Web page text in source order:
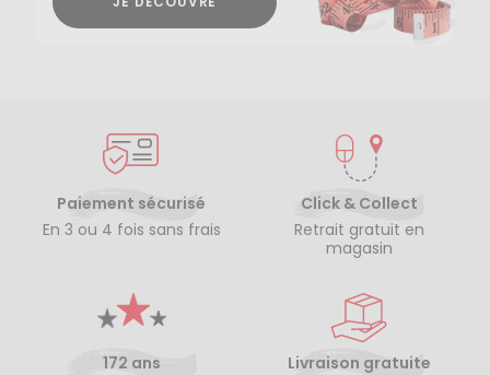
Paiement sécurisé
En 3 ou 4 fois sans frais
Click & Collect
Retrait gratuit en
magasin
172 ans
Livraison gratuite